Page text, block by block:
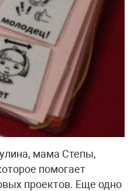
мама Степы,
помогает
проектов. Еще одно